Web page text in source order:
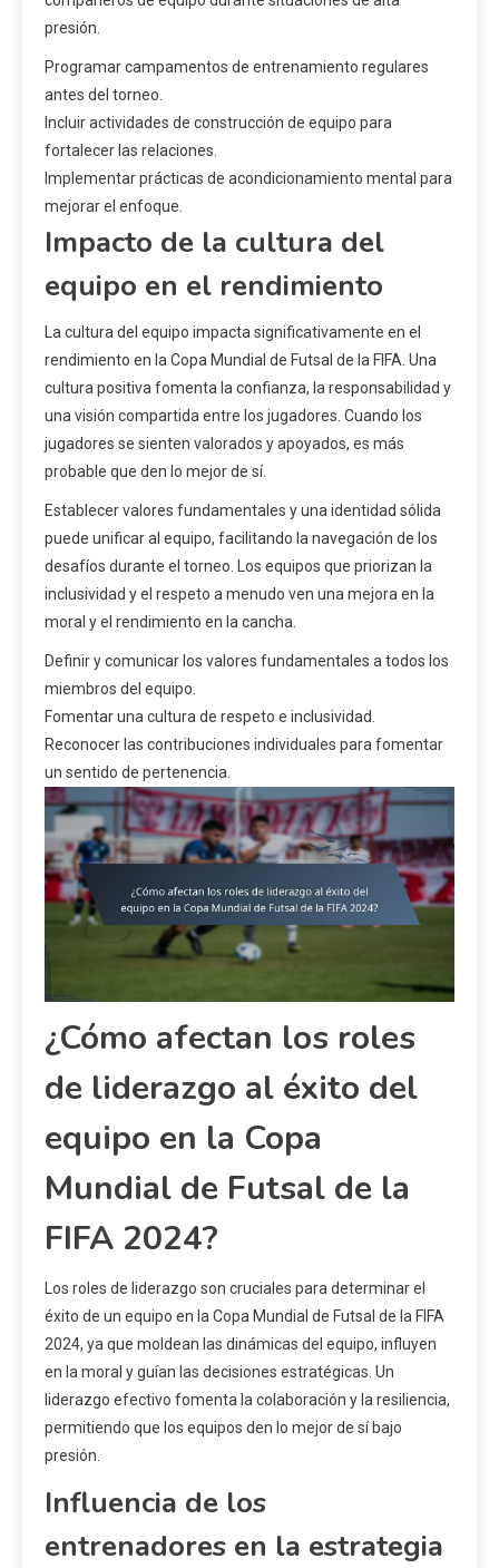
presión.
Programar campamentos de entrenamiento regulares
antes del torneo.
Incluir actividades de construcción de equipo para
fortalecer las relaciones.
Implementar prácticas de acondicionamiento mental para
mejorar el enfoque.
Impacto de la cultura del
equipo en el rendimiento
La cultura del equipo impacta significativamente en el
rendimiento en la Copa Mundial de Futsal de la FIFA. Una
cultura positiva fomenta la confianza, la responsabilidad y
una visión compartida entre los jugadores. Cuando los
jugadores se sienten valorados y apoyados, es más
probable que den lo mejor de sí.
Establecer valores fundamentales y una identidad sólida
puede unificar al equipo, facilitando la navegación de los
desafíos durante el torneo. Los equipos que priorizan la
inclusividad y el respeto a menudo ven una mejora en la
moral y el rendimiento en la cancha.
Definir y comunicar los valores fundamentales a todos los
miembros del equipo.
Fomentar una cultura de respeto e inclusividad.
Reconocer las contribuciones individuales para fomentar
un sentido de pertenencia.
¿Cómo afectan los roles
de liderazgo al éxito del
equipo en la Copa
Mundial de Futsal de la
FIFA 2024?
Los roles de liderazgo son cruciales para determinar el
éxito de un equipo en la Copa Mundial de Futsal de la FIFA
2024, ya que moldean las dinámicas del equipo, influyen
en la moral y guían las decisiones estratégicas. Un
liderazgo efectivo fomenta la colaboración y la resiliencia,
permitiendo que los equipos den lo mejor de sí bajo
presión.
Influencia de los
entrenadores en la estrategia